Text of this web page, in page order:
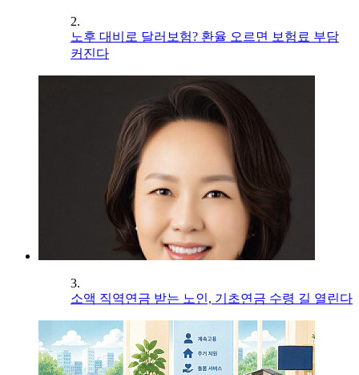
2.
노후 대비로 달러보험? 환율 오르면 보험료 부담
커진다
3.
소액 직역연금 받는 노인, 기초연금 수령 길 열린다